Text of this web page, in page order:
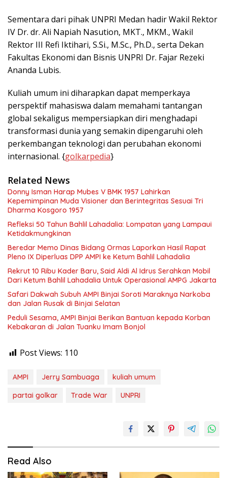
Sementara dari pihak UNPRI Medan hadir Wakil Rektor
IV Dr. dr. Ali Napiah Nasution, MKT., MKM., Wakil
Rektor III Refi Iktihari, S.Si., M.Sc., Ph.D., serta Dekan
Fakultas Ekonomi dan Bisnis UNPRI Dr. Fajar Rezeki
Ananda Lubis.
Kuliah umum ini diharapkan dapat memperkaya
perspektif mahasiswa dalam memahami tantangan
global sekaligus mempersiapkan diri menghadapi
transformasi dunia yang semakin dipengaruhi oleh
perkembangan teknologi dan perubahan ekonomi
internasional. {golkarpedia}
Related News
Donny Isman Harap Mubes V BMK 1957 Lahirkan
Kepemimpinan Muda Visioner dan Berintegritas Sesuai Tri
Dharma Kosgoro 1957
Refleksi 50 Tahun Bahlil Lahadalia: Lompatan yang Lampaui
Ketidakmungkinan
Beredar Memo Dinas Bidang Ormas Laporkan Hasil Rapat
Pleno IX Diperluas DPP AMPI ke Ketum Bahlil Lahadalia
Rekrut 10 Ribu Kader Baru, Said Aldi Al Idrus Serahkan Mobil
Dari Ketum Bahlil Lahadalia Untuk Operasional AMPG Jakarta
Safari Dakwah Subuh AMPI Binjai Soroti Maraknya Narkoba
dan Jalan Rusak di Binjai Selatan
Peduli Sesama, AMPI Binjai Berikan Bantuan kepada Korban
Kebakaran di Jalan Tuanku Imam Bonjol
Post Views: 110
AMPI Jerry Sambuaga
kuliah umum
partai golkar
Trade War UNPRI
Read Also